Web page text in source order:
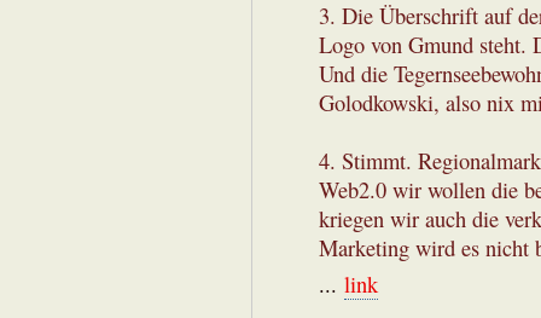
3. Die Überschrift auf
Logo von Gmund steht.
Und die
Golodkowski, also nix
4. Stimmt.
Web2.0 wir wollen die
kriegen wir auch die
Marketing wird es nicht
... link